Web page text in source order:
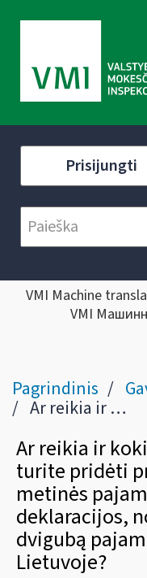
Prisijungti
VMI Machine
VMI
Pagrindinis
Ar reikia ir kokius dokumentus turite pridėti prie teikiamos metinės pajamų mokesčio deklaracijos, norint naikinti dvigubą pajamų apmokestinimą Lietuvoje?
Ar reikia ir
turite pridėti
metinės
deklaracijos,
dvigubą
Lietuvoje?